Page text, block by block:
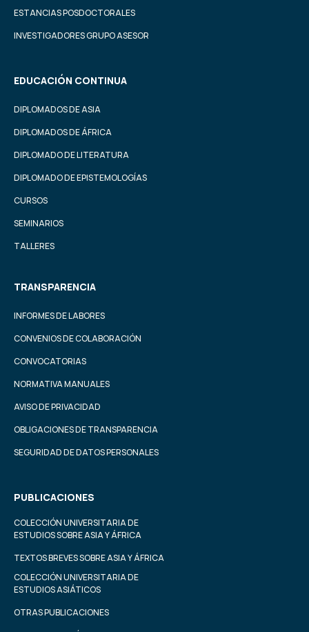
ESTANCIAS POSDOCTORALES
INVESTIGADORES GRUPO ASESOR
EDUCACIÓN CONTINUA
DIPLOMADOS DE ASIA
DIPLOMADOS DE ÁFRICA
DIPLOMADO DE LITERATURA
DIPLOMADO DE EPISTEMOLOGÍAS
CURSOS
SEMINARIOS
TALLERES
TRANSPARENCIA
INFORMES DE LABORES
CONVENIOS DE COLABORACIÓN
CONVOCATORIAS
NORMATIVA MANUALES
AVISO DE PRIVACIDAD
OBLIGACIONES DE TRANSPARENCIA
SEGURIDAD DE DATOS PERSONALES
PUBLICACIONES
COLECCIÓN UNIVERSITARIA DE
ESTUDIOS SOBRE ASIA Y ÁFRICA
TEXTOS BREVES SOBRE ASIA Y ÁFRICA
COLECCIÓN UNIVERSITARIA DE
ESTUDIOS ASIÁTICOS
OTRAS PUBLICACIONES